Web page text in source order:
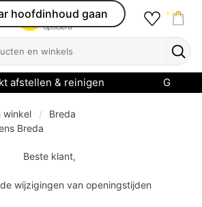
hoofdinhoud gaan
afstellen & reinigen
winkel
Breda
Breda
Beste klant,
wijzigingen van openingstijden